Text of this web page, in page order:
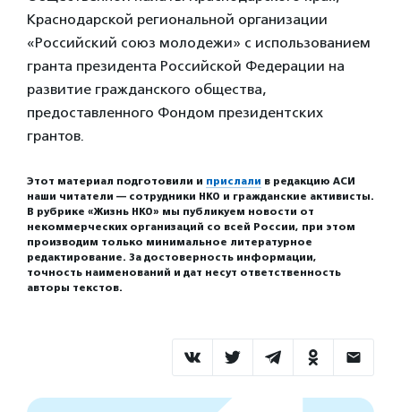
Краснодарской региональной организации
«Российский союз молодежи» с использованием
гранта президента Российской Федерации на
развитие гражданского общества,
предоставленного Фондом президентских
грантов.
Этот материал подготовили и прислали в редакцию АСИ
наши читатели — сотрудники НКО и гражданские активисты.
В рубрике «Жизнь НКО» мы публикуем новости от
некоммерческих организаций со всей России, при этом
производим только минимальное литературное
редактирование. За достоверность информации,
точность наименований и дат несут ответственность
авторы текстов.